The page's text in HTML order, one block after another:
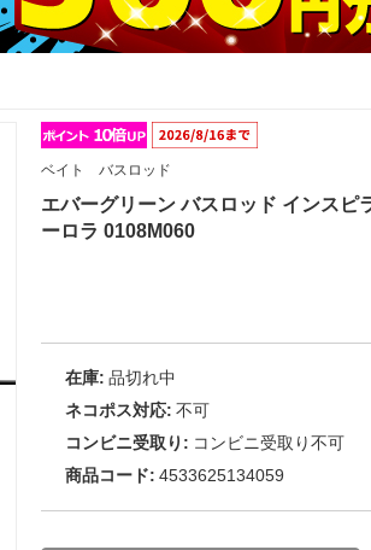
ベイト バスロッド
エバーグリーン バスロッド インス
ーロラ 0108M060
在庫: 品切れ中
ネコポス対応: 不可
コンビニ受取り: コンビニ受取り不可
商品コード: 4533625134059